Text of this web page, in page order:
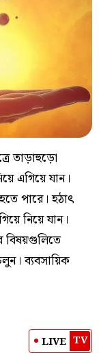
তাড়াহুড়ো
এগিয়ে যান।
পারে। হঠাৎ
নিয়ে যান।
বিষয়গুলিতে
ব্যবসায়িক
LIVE TV